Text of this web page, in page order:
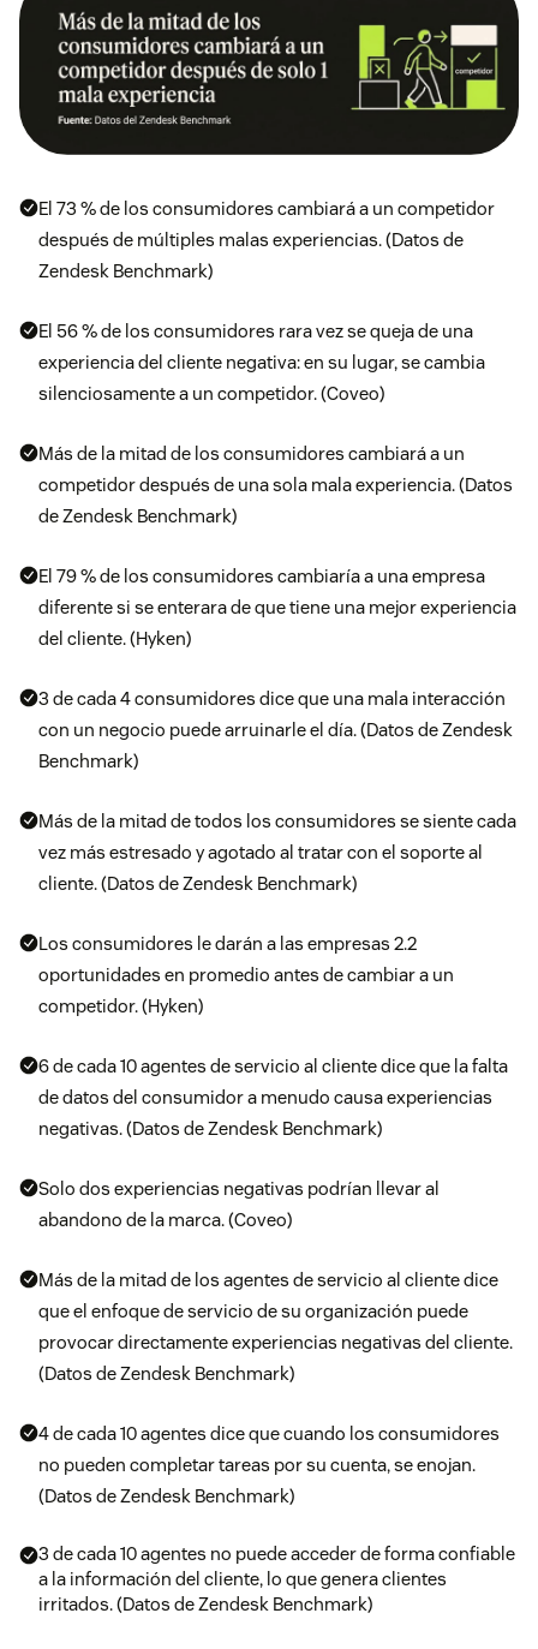
El 73 % de los consumidores cambiará a un competidor
después de múltiples malas experiencias. (Datos de
Zendesk Benchmark)
El 56 % de los consumidores rara vez se queja de una
experiencia del cliente negativa: en su lugar, se cambia
silenciosamente a un competidor. (Coveo)
Más de la mitad de los consumidores cambiará a un
competidor después de una sola mala experiencia. (Datos
de Zendesk Benchmark)
El 79 % de los consumidores cambiaría a una empresa
diferente si se enterara de que tiene una mejor experiencia
del cliente. (Hyken)
3 de cada 4 consumidores dice que una mala interacción
con un negocio puede arruinarle el día. (Datos de Zendesk
Benchmark)
Más de la mitad de todos los consumidores se siente cada
vez más estresado y agotado al tratar con el soporte al
cliente. (Datos de Zendesk Benchmark)
Los consumidores le darán a las empresas 2.2
oportunidades en promedio antes de cambiar a un
competidor. (Hyken)
6 de cada 10 agentes de servicio al cliente dice que la falta
de datos del consumidor a menudo causa experiencias
negativas. (Datos de Zendesk Benchmark)
Solo dos experiencias negativas podrían llevar al
abandono de la marca. (Coveo)
Más de la mitad de los agentes de servicio al cliente dice
que el enfoque de servicio de su organización puede
provocar directamente experiencias negativas del cliente.
(Datos de Zendesk Benchmark)
4 de cada 10 agentes dice que cuando los consumidores
no pueden completar tareas por su cuenta, se enojan.
(Datos de Zendesk Benchmark)
3 de cada 10 agentes no puede acceder de forma confiable
a la información del cliente, lo que genera clientes
irritados. (Datos de Zendesk Benchmark)